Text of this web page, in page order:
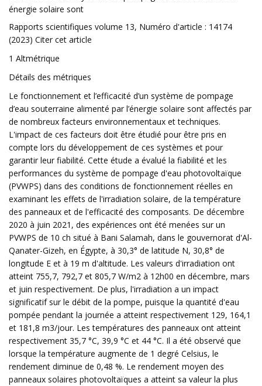
énergie solaire sont
Rapports scientifiques volume 13, Numéro d'article : 14174
(2023) Citer cet article
1 Altmétrique
Détails des métriques
Le fonctionnement et l’efficacité d’un système de pompage
d’eau souterraine alimenté par l’énergie solaire sont affectés par
de nombreux facteurs environnementaux et techniques.
L'impact de ces facteurs doit être étudié pour être pris en
compte lors du développement de ces systèmes et pour
garantir leur fiabilité. Cette étude a évalué la fiabilité et les
performances du système de pompage d'eau photovoltaïque
(PVWPS) dans des conditions de fonctionnement réelles en
examinant les effets de l'irradiation solaire, de la température
des panneaux et de l'efficacité des composants. De décembre
2020 à juin 2021, des expériences ont été menées sur un
PVWPS de 10 ch situé à Bani Salamah, dans le gouvernorat d'Al-
Qanater-Gizeh, en Égypte, à 30,3° de latitude N, 30,8° de
longitude E et à 19 m d'altitude. Les valeurs d'irradiation ont
atteint 755,7, 792,7 et 805,7 W/m2 à 12h00 en décembre, mars
et juin respectivement. De plus, l'irradiation a un impact
significatif sur le débit de la pompe, puisque la quantité d'eau
pompée pendant la journée a atteint respectivement 129, 164,1
et 181,8 m3/jour. Les températures des panneaux ont atteint
respectivement 35,7 °C, 39,9 °C et 44 °C. Il a été observé que
lorsque la température augmente de 1 degré Celsius, le
rendement diminue de 0,48 %. Le rendement moyen des
panneaux solaires photovoltaïques a atteint sa valeur la plus